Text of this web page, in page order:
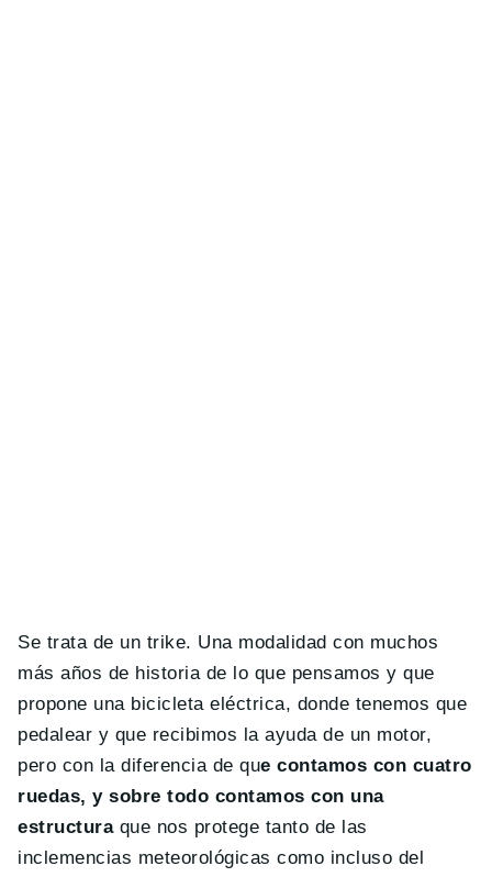
Se trata de un trike. Una modalidad con muchos
más años de historia de lo que pensamos y que
propone una bicicleta eléctrica, donde tenemos que
pedalear y que recibimos la ayuda de un motor,
pero con la diferencia de que contamos con cuatro
ruedas, y sobre todo contamos con una
estructuraque nos protege tanto de las
inclemencias meteorológicas como incluso del